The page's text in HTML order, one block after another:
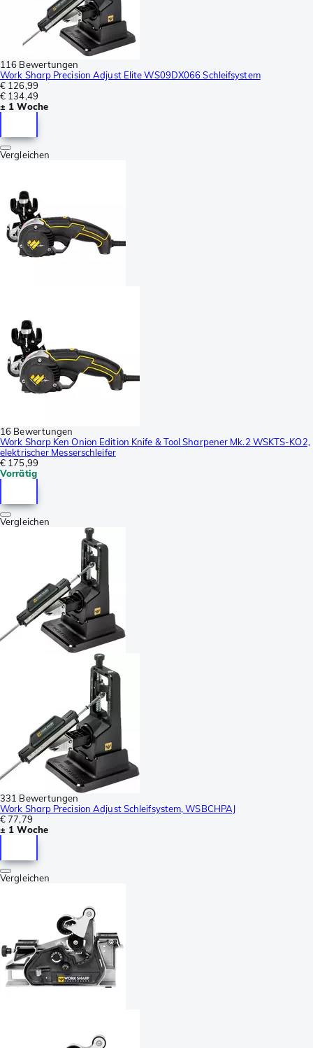
116 Bewertungen
Work Sharp Precision Adjust Elite WS09DX066 Schleifsystem
€ 126,99
€ 134,49
± 1 Woche
Vergleichen
16 Bewertungen
Work Sharp Ken Onion Edition Knife & Tool Sharpener Mk.2 WSKTS-KO2,
elektrischer Messerschleifer
€ 175,99
Vorrätig
Vergleichen
331 Bewertungen
Work Sharp Precision Adjust Schleifsystem, WSBCHPAJ
€ 77,79
± 1 Woche
Vergleichen